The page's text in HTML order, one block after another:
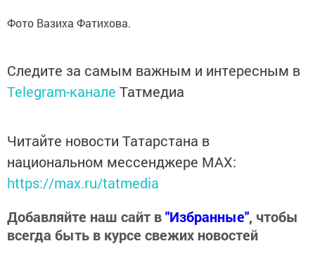
Фото Вазиха Фатихова.
Следите за самым важным и интересным в
Telegram-канале Татмедиа
Читайте новости Татарстана в
национальном мессенджере MАХ:
https://max.ru/tatmedia
Добавляйте наш сайт в"Избранные", чтобы
всегда быть в курсе свежих новостей